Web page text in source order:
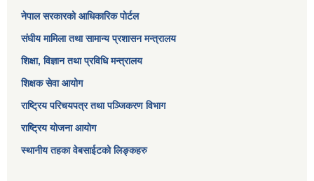
नेपाल सरकारको आधिकारिक पोर्टल
संघीय मामिला तथा सामान्य प्रशासन मन्त्रालय
शिक्षा, विज्ञान तथा प्रविधि मन्त्रालय
शिक्षक सेवा आयोग
राष्ट्रिय परिचयपत्र तथा पञ्जिकरण विभाग
राष्ट्रिय योजना आयोग
स्थानीय तहका वेबसाईटको लिङ्कहरु